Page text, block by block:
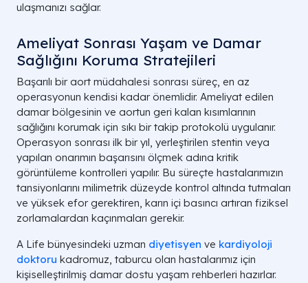
ulaşmanızı sağlar.
Ameliyat Sonrası Yaşam ve Damar
Sağlığını Koruma Stratejileri
Başarılı bir aort müdahalesi sonrası süreç, en az
operasyonun kendisi kadar önemlidir. Ameliyat edilen
damar bölgesinin ve aortun geri kalan kısımlarının
sağlığını korumak için sıkı bir takip protokolü uygulanır.
Operasyon sonrası ilk bir yıl, yerleştirilen stentin veya
yapılan onarımın başarısını ölçmek adına kritik
görüntüleme kontrolleri yapılır. Bu süreçte hastalarımızın
tansiyonlarını milimetrik düzeyde kontrol altında tutmaları
ve yüksek efor gerektiren, karın içi basıncı artıran fiziksel
zorlamalardan kaçınmaları gerekir.
A Life bünyesindeki uzman diyetisyen ve kardiyoloji
doktoru kadromuz, taburcu olan hastalarımız için
kişiselleştirilmiş damar dostu yaşam rehberleri hazırlar.